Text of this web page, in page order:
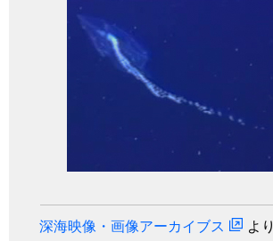
深海映像・画像アーカイブス より